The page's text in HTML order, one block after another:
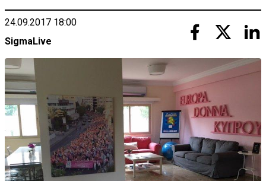
24.09.2017 18:00
SigmaLive